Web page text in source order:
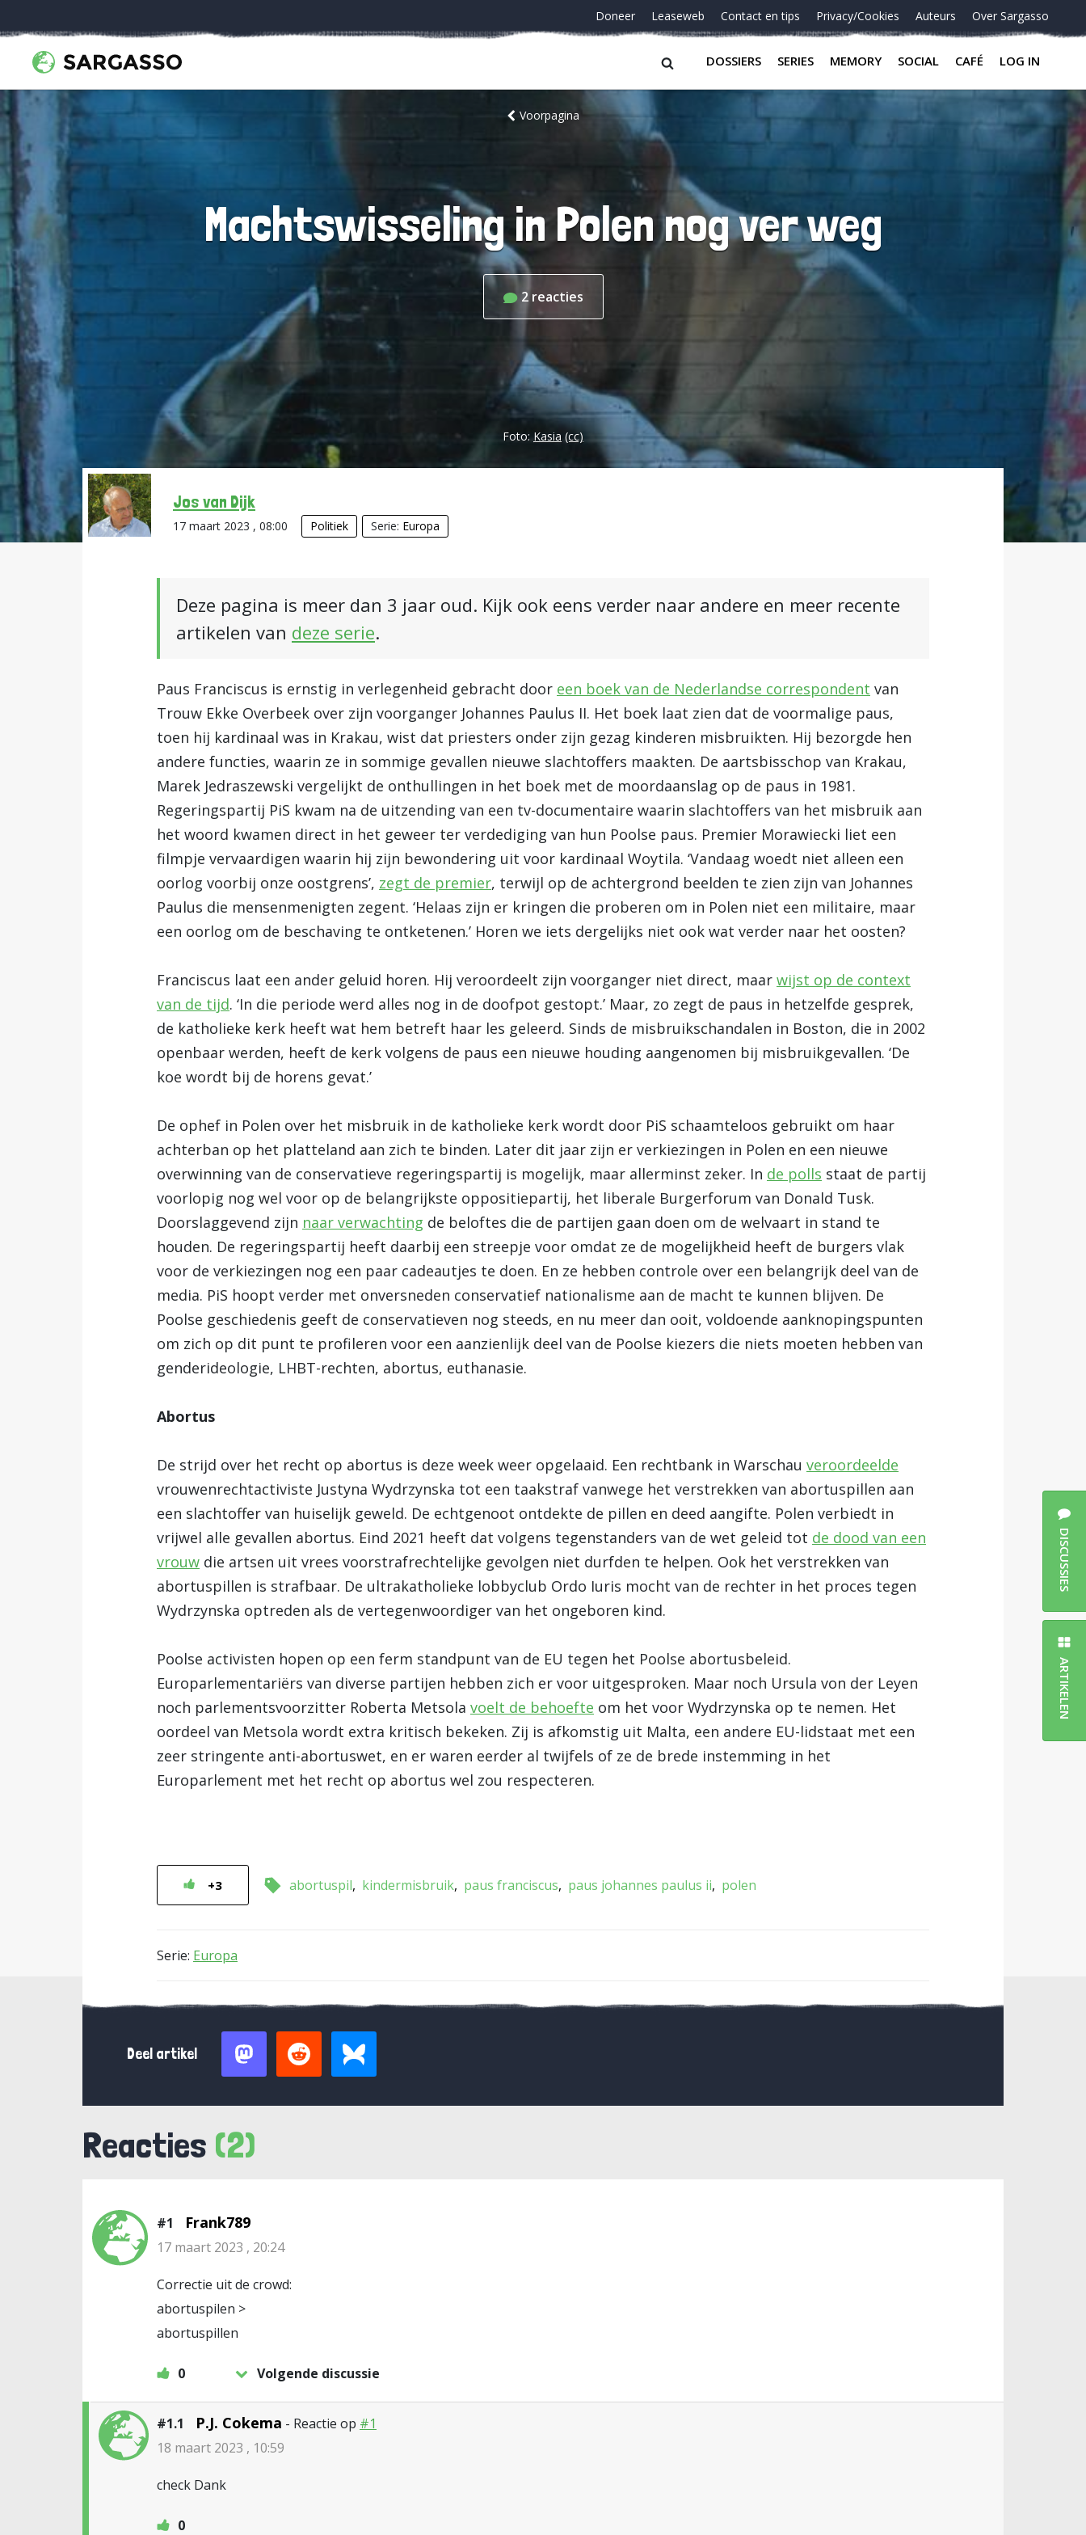
Doneer Leaseweb Contact en tips Privacy/Cookies Auteurs Over Sargasso
DOSSIERS SERIES MEMORY SOCIAL CAFÉ LOG IN
Voorpagina
Machtswisseling in Polen nog ver weg
2 reacties
Foto:Kasia (cc)
Jos van Dijk
17 maart 2023 , 08:00 Politiek Serie: Europa
Deze pagina is meer dan 3 jaar oud. Kijk ook eens verder naar andere en meer recente
artikelen van deze serie.
Paus Franciscus is ernstig in verlegenheid gebracht door een boek van de Nederlandse correspondent van
Trouw Ekke Overbeek over zijn voorganger Johannes Paulus II. Het boek laat zien dat de voormalige paus,
toen hij kardinaal was in Krakau, wist dat priesters onder zijn gezag kinderen misbruikten. Hij bezorgde hen
andere functies, waarin ze in sommige gevallen nieuwe slachtoffers maakten. De aartsbisschop van Krakau,
Marek Jedraszewski vergelijkt de onthullingen in het boek met de moordaanslag op de paus in 1981.
Regeringspartij PiS kwam na de uitzending van een tv-documentaire waarin slachtoffers van het misbruik aan
het woord kwamen direct in het geweer ter verdediging van hun Poolse paus. Premier Morawiecki liet een
filmpje vervaardigen waarin hij zijn bewondering uit voor kardinaal Woytila. ‘Vandaag woedt niet alleen een
oorlog voorbij onze oostgrens’, zegt de premier, terwijl op de achtergrond beelden te zien zijn van Johannes
Paulus die mensenmenigten zegent. ‘Helaas zijn er kringen die proberen om in Polen niet een militaire, maar
een oorlog om de beschaving te ontketenen.’ Horen we iets dergelijks niet ook wat verder naar het oosten?
Franciscus laat een ander geluid horen. Hij veroordeelt zijn voorganger niet direct, maar wijst op de context
van de tijd. ‘In die periode werd alles nog in de doofpot gestopt.’ Maar, zo zegt de paus in hetzelfde gesprek,
de katholieke kerk heeft wat hem betreft haar les geleerd. Sinds de misbruikschandalen in Boston, die in 2002
openbaar werden, heeft de kerk volgens de paus een nieuwe houding aangenomen bij misbruikgevallen. ‘De
koe wordt bij de horens gevat.’
De ophef in Polen over het misbruik in de katholieke kerk wordt door PiS schaamteloos gebruikt om haar
achterban op het platteland aan zich te binden. Later dit jaar zijn er verkiezingen in Polen en een nieuwe
overwinning van de conservatieve regeringspartij is mogelijk, maar allerminst zeker. In de polls staat de partij
voorlopig nog wel voor op de belangrijkste oppositiepartij, het liberale Burgerforum van Donald Tusk.
Doorslaggevend zijn naar verwachting de beloftes die de partijen gaan doen om de welvaart in stand te
houden. De regeringspartij heeft daarbij een streepje voor omdat ze de mogelijkheid heeft de burgers vlak
voor de verkiezingen nog een paar cadeautjes te doen. En ze hebben controle over een belangrijk deel van de
media. PiS hoopt verder met onversneden conservatief nationalisme aan de macht te kunnen blijven. De
Poolse geschiedenis geeft de conservatieven nog steeds, en nu meer dan ooit, voldoende aanknopingspunten
om zich op dit punt te profileren voor een aanzienlijk deel van de Poolse kiezers die niets moeten hebben van
genderideologie, LHBT-rechten, abortus, euthanasie.
Abortus
De strijd over het recht op abortus is deze week weer opgelaaid. Een rechtbank in Warschau veroordeelde
vrouwenrechtactiviste Justyna Wydrzynska tot een taakstraf vanwege het verstrekken van abortuspillen aan
een slachtoffer van huiselijk geweld. De echtgenoot ontdekte de pillen en deed aangifte. Polen verbiedt in
vrijwel alle gevallen abortus. Eind 2021 heeft dat volgens tegenstanders van de wet geleid tot de dood van een
vrouw die artsen uit vrees voorstrafrechtelijke gevolgen niet durfden te helpen. Ook het verstrekken van
abortuspillen is strafbaar. De ultrakatholieke lobbyclub Ordo Iuris mocht van de rechter in het proces tegen
Wydrzynska optreden als de vertegenwoordiger van het ongeboren kind.
Poolse activisten hopen op een ferm standpunt van de EU tegen het Poolse abortusbeleid.
Europarlementariërs van diverse partijen hebben zich er voor uitgesproken. Maar noch Ursula von der Leyen
noch parlementsvoorzitter Roberta Metsola voelt de behoefte om het voor Wydrzynska op te nemen. Het
oordeel van Metsola wordt extra kritisch bekeken. Zij is afkomstig uit Malta, een andere EU-lidstaat met een
zeer stringente anti-abortuswet, en er waren eerder al twijfels of ze de brede instemming in het
Europarlement met het recht op abortus wel zou respecteren.
+3 abortuspil kindermisbruik paus franciscus paus johannes paulus ii polen
Serie: Europa
Deel artikel
Reacties (2)
#1 Frank789
17 maart 2023 , 20:24
Correctie uit de crowd:
abortuspilen >
abortuspillen
0 Volgende discussie
#1.1 P.J. Cokema - Reactie op #1
18 maart 2023 , 10:59
check Dank
0
DISCUSSIES
ARTIKELEN